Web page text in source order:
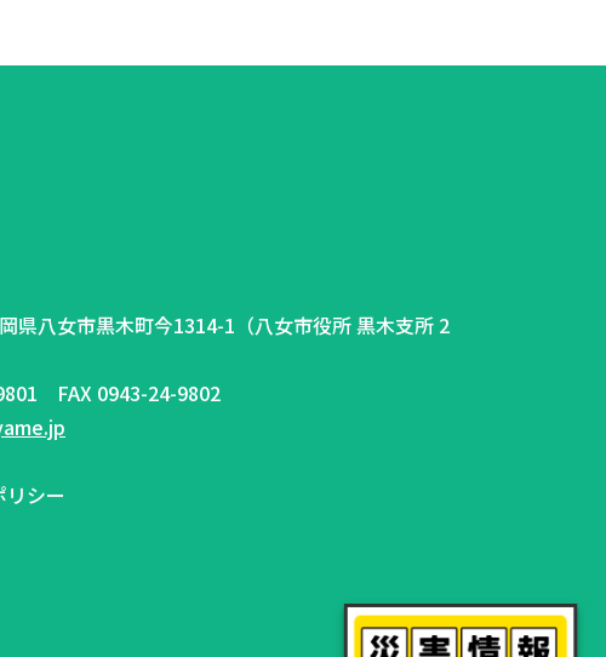
県八女市黒木町今1314-1（八女市役所 黒木支所 2
FAX 0943-24-9802
リシー